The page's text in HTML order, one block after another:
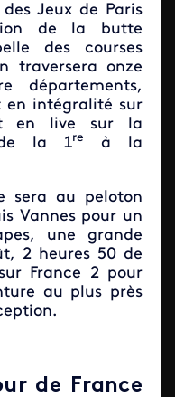
Jeux de Paris
de la butte
des courses
traversera onze
départements,
en intégralité sur
en live sur la
de la 1re
à la
sera au peloton
Vannes pour un
une grande
2 heures 50 de
France 2 pour
au plus près
de France